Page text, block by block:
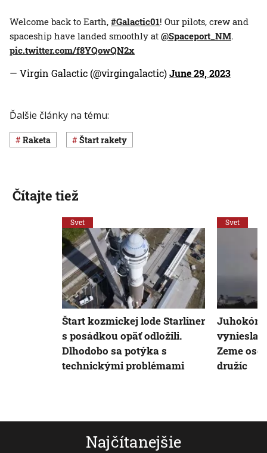
Welcome back to Earth, #Galactic01! Our pilots, crew and
spaceship have landed smoothly at @Spaceport_NM.
pic.twitter.com/f8YQowQN2x
— Virgin Galactic (@virgingalactic)June 29, 2023
Ďalšie články na tému:
raketa štart rakety
Najčítanejšie
Čítajte tiež
Svet
Štart kozmickej lode Starliner
s posádkou opäť odložili.
Dlhodobo sa potýka s
technickými problémami
Svet
vyniesla
Zeme
družíc